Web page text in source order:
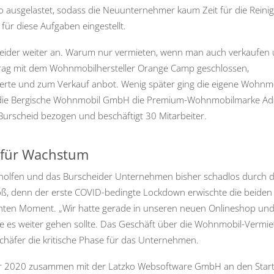
sodass die Neuunternehmer kaum Zeit für die
diese Aufgaben eingestellt.
weiter an. Warum nur vermieten, wenn man auch verkaufen
mit dem Wohnmobilhersteller Orange Camp geschlossen,
und zum Verkauf anbot. Wenig später ging die eigene
Bergische Wohnmobil GmbH die Premium-Wohnmobilmarke
bezogen und beschäftigt 30 Mitarbeiter.
Wachstum
und das Burscheider Unternehmen bisher schadlos durch
denn der erste COVID-bedingte Lockdown erwischte die beiden
Moment. „Wir hatte gerade in unseren neuen Onlineshop
weiter gehen sollte. Das Geschäft über die Wohnmobil-
die kritische Phase für das Unternehmen.
zusammen mit der Latzko Websoftware GmbH an den Start